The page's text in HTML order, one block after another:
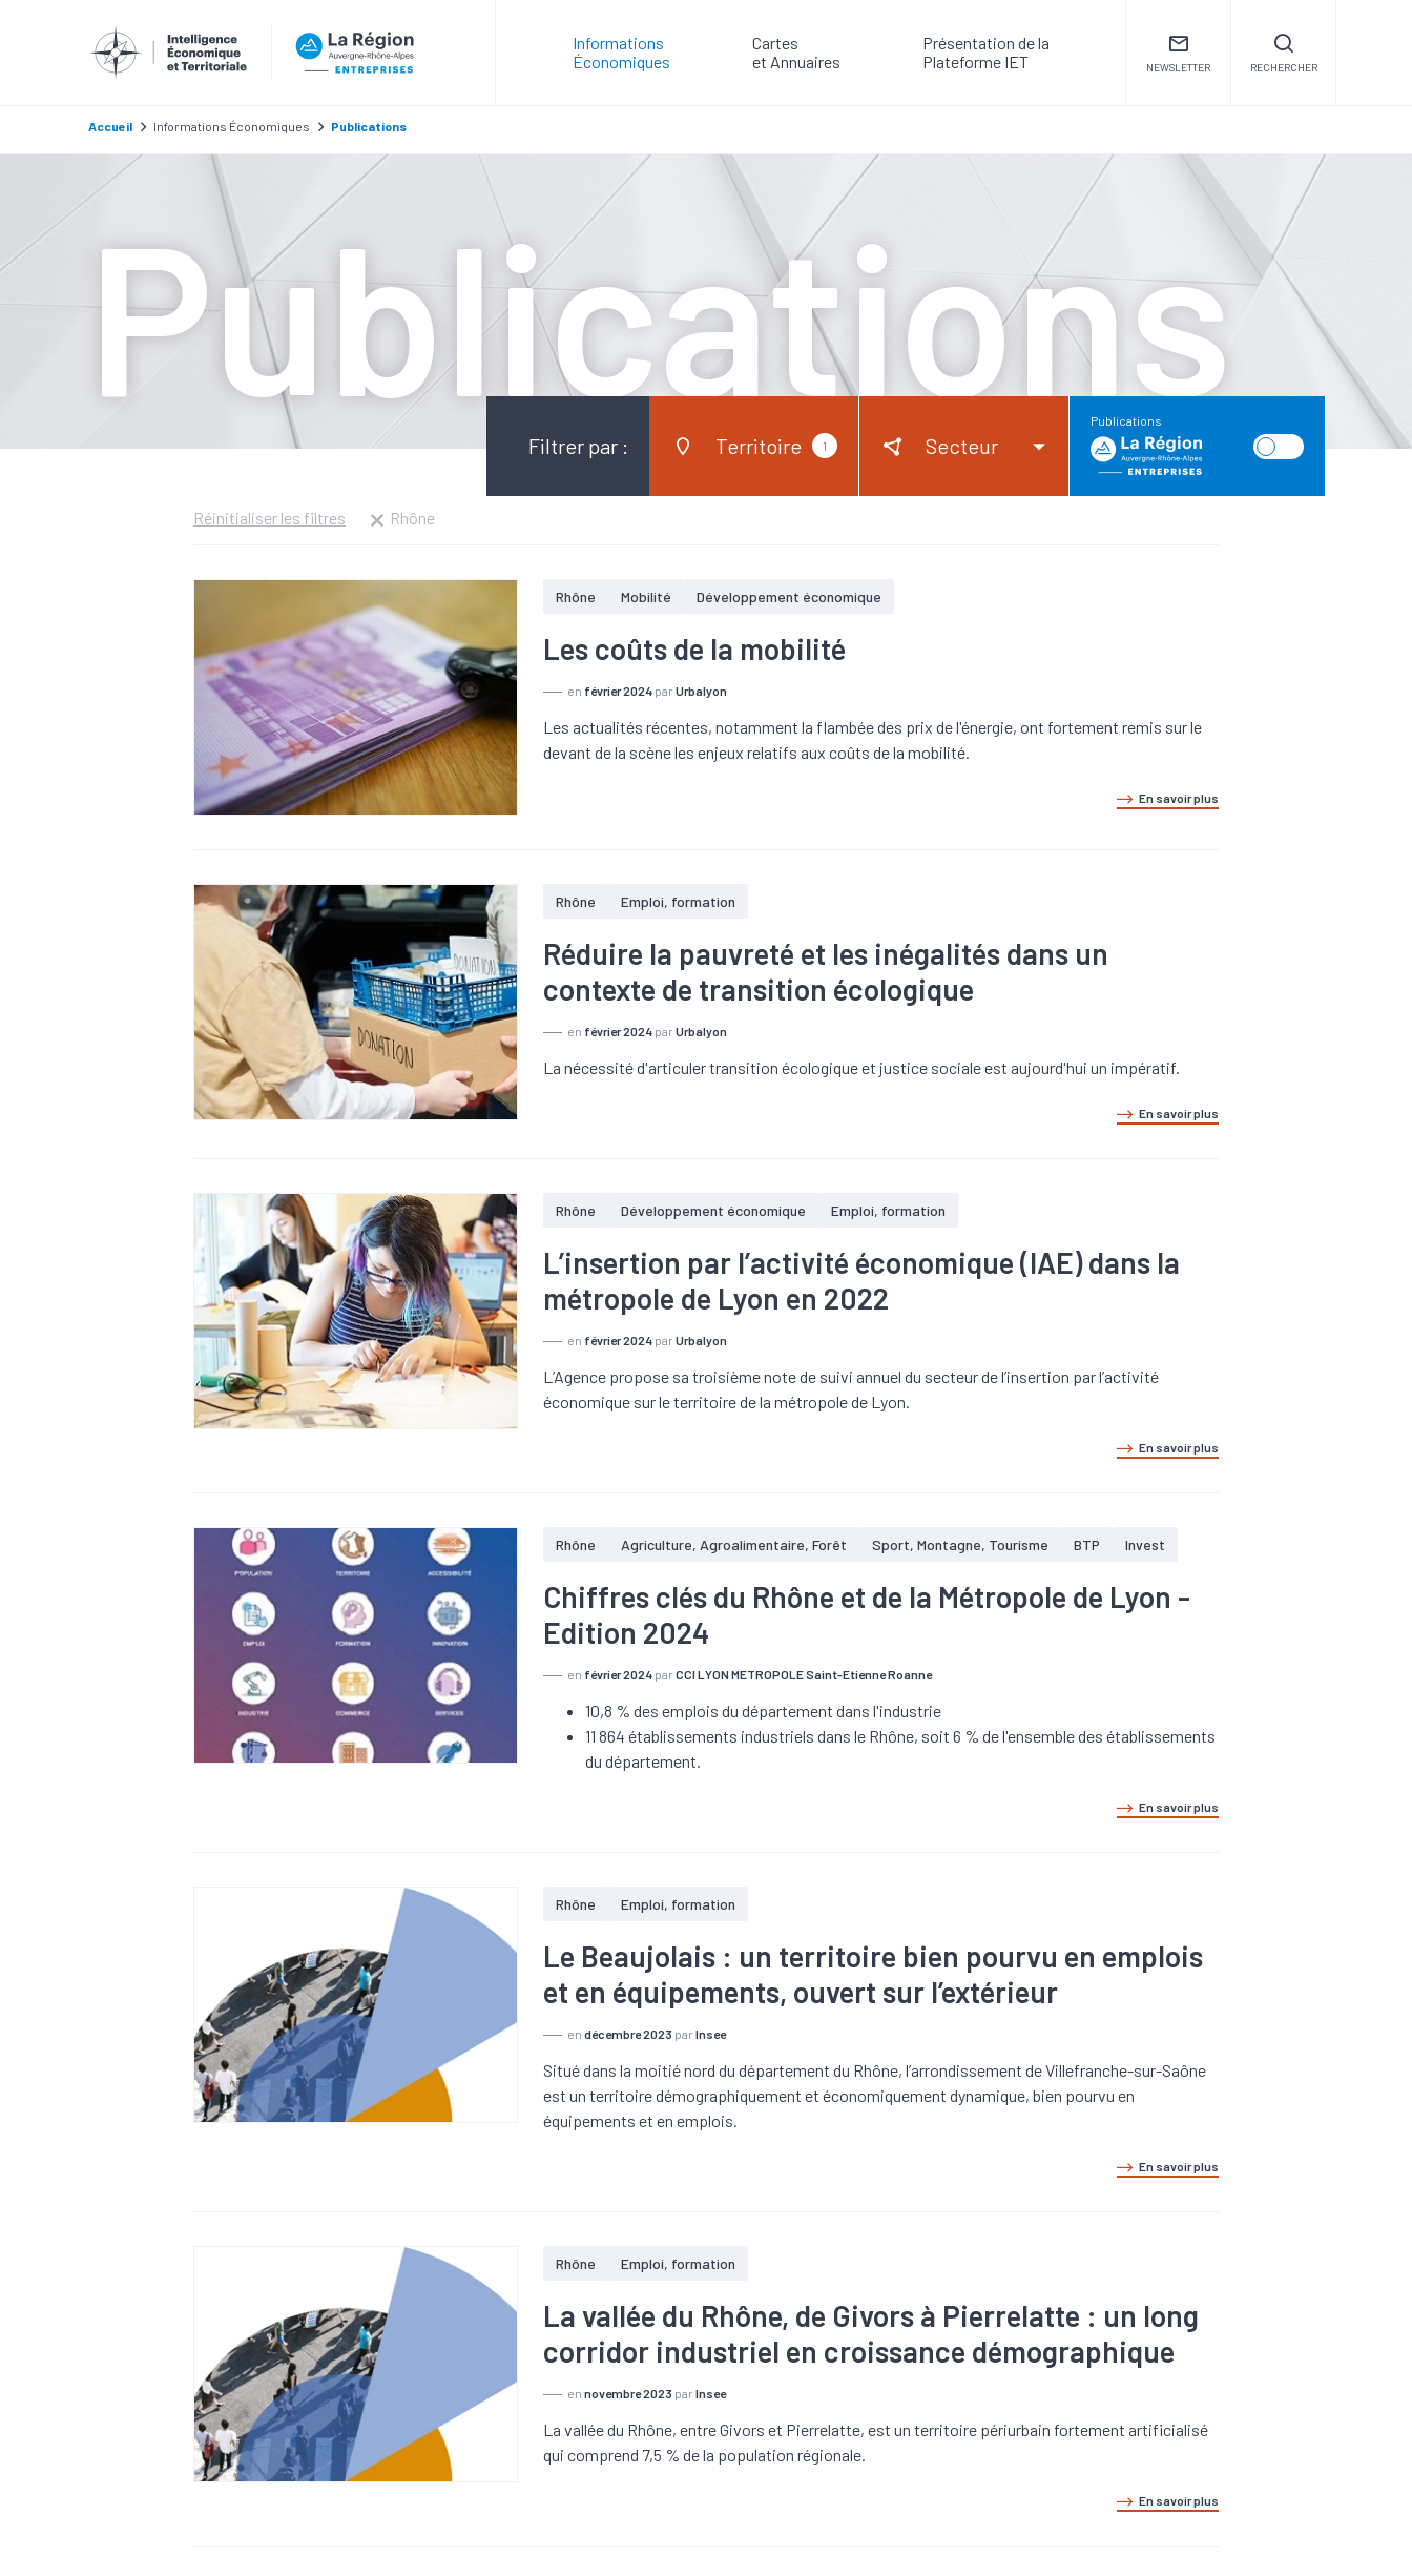
Informations
Économiques
Cartes
et Annuaires
Présentation de la
Plateforme IET
NEWSLETTER RECHERCHER
Accueil Informations Économiques Publications
Publications
Filtrer par : Territoire 1 Secteur
Publications
Réinitialiser les filtres Rhône
Rhône Mobilité Développement économique
Les coûts de la mobilité
en février 2024 parUrbalyon
Les actualités récentes, notamment la flambée des prix de l'énergie, ont fortement remis sur le
devant de la scène les enjeux relatifs aux coûts de la mobilité.
En savoir plus
Rhône Emploi, formation
Réduire la pauvreté et les inégalités dans un
contexte de transition écologique
en février 2024 parUrbalyon
La nécessité d'articuler transition écologique et justice sociale est aujourd'hui un impératif.
En savoir plus
Rhône Développement économique Emploi, formation
L’insertion par l’activité économique (IAE) dans la
métropole de Lyon en 2022
en février 2024 parUrbalyon
L’Agence propose sa troisième note de suivi annuel du secteur de l’insertion par l’activité
économique sur le territoire de la métropole de Lyon.
En savoir plus
Rhône Agriculture, Agroalimentaire, Forêt Sport, Montagne, Tourisme BTP Invest
Chiffres clés du Rhône et de la Métropole de Lyon -
Edition 2024
en février 2024 parCCI LYON METROPOLE Saint-Etienne Roanne
10,8 % des emplois du département dans l'industrie
11 864 établissements industriels dans le Rhône, soit 6 % de l'ensemble des établissements
du département.
En savoir plus
Rhône Emploi, formation
Le Beaujolais : un territoire bien pourvu en emplois
et en équipements, ouvert sur l’extérieur
endécembre 2023 parInsee
Situé dans la moitié nord du département du Rhône, l’arrondissement de Villefranche-sur-Saône
est un territoire démographiquement et économiquement dynamique, bien pourvu en
équipements et en emplois.
En savoir plus
Rhône Emploi, formation
La vallée du Rhône, de Givors à Pierrelatte : un long
corridor industriel en croissance démographique
ennovembre 2023 parInsee
La vallée du Rhône, entre Givors et Pierrelatte, est un territoire périurbain fortement artificialisé
qui comprend 7,5 % de la population régionale.
En savoir plus